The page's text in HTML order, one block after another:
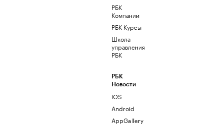
РБК
Компании
РБК Курсы
Школа
управления
РБК
РБК
Новости
iOS
Android
AppGallery